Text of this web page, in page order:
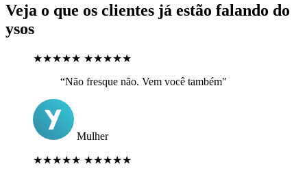
Veja o que os clientes já estão falando do
ysos
★★★★★ ★★★★★
“Não fresque não. Vem você também"
Mulher
★★★★★ ★★★★★